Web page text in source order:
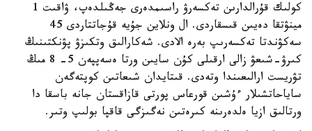
كولىك قۇرالدارىن تەكسەرۋ راسىمدەرى جەڭىلدەپ، ۋاقىت 1
مينۋتقا دەيىن قىسقاردى. ال ونلاين جۇيە قۇجاتتاردى 45
سەكۋندتا تەكسەرىپ بەرە الادى. شەكارالىق وتكىزۋ پۋنكتىنىڭ
كىرۋ-شىعۋ زالى ارقىلى كۇن سايىن ورتا ەسەپپەن 5- 8 مىڭ
تۋريست ارالىعىندا وتەدى. قىتايدان شىعاتىن كوپتەگەن
ساياحاتشىلار ءۇشىن قورعاس پورتى قازاقستان جانە باسقا دا
ورتالىق ازيا ەلدەرىنە كىرەتىن نەگىزگى قاقپا بولىپ وتىر.